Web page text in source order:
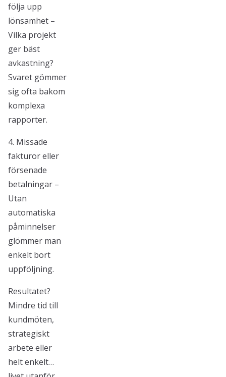
följa upp
lönsamhet –
Vilka projekt
ger bäst
avkastning?
Svaret gömmer
sig ofta bakom
komplexa
rapporter.
4. Missade
fakturor eller
försenade
betalningar –
Utan
automatiska
påminnelser
glömmer man
enkelt bort
uppföljning.
Resultatet?
Mindre tid till
kundmöten,
strategiskt
arbete eller
helt enkelt…